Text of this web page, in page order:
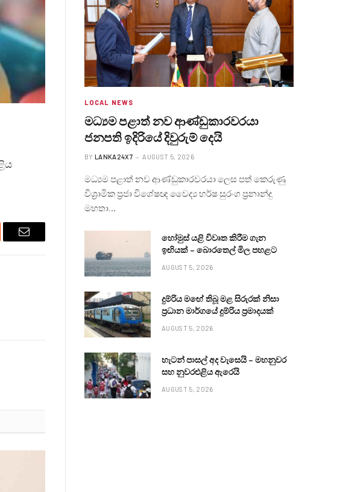
Email
LOCAL NEWS
මධ්‍යම පළාත් නව ආණ්ඩුකාරවරයා
ජනපති ඉදිරියේ දිවුරුම් දෙයි
BY LANKA24X7 AUGUST 5, 2026
මධ්‍යම පළාත් නව ආණ්ඩුකාරවරයා ලෙස පත් කෙරුණු
විශ්‍රාමික ප්‍රජා විශේෂඥ වෛද්‍ය හර්ෂ සුරංග ප්‍රනාන්දු
මහතා…
හෝමුස් යළි විවෘත කිරීම ගැන
ඉඟියක් – බොරතෙල් මිල පහළට
AUGUST 5, 2026
දුම්රිය මඟේ තිබූ මළ සිරුරක් නිසා
ප්‍රධාන මාර්ගයේ දුම්රිය ප්‍රමාදයක්
AUGUST 5, 2026
හැටන් පාසල් අද වැසෙයි – මහනුවර
සහ නුවරඑළිය ඇරෙයි
AUGUST 5, 2026